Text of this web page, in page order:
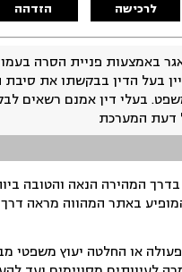
לרכישה הזדהה
באמצעות פניית הסרה
בעל הדין בבקשתו את
בעלי דין אמנם רשאים
דעת המערכת
המהירה הנאה והטובה
באתר המהווה מראה דרך
או החלטה יעוץ משפטי